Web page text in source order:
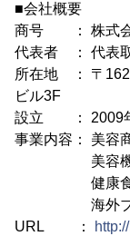
■会社概要
商号 ： 株式会
代表者 ： 代表
所在地 ： 〒
ビル3F
設立 ： 2009
事業内容： 美容
美容機器の
健康食品・
海外ブラン
URL ：